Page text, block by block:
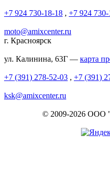
+7 924 730-18-18 , +7 924
moto@amixcenter.ru
г. Красноярск
ул. Калинина, 63Г — карта
+7 (391) 278-52-03 , +7 (391)
ksk@amixcenter.ru
© 2009-2026 ООО